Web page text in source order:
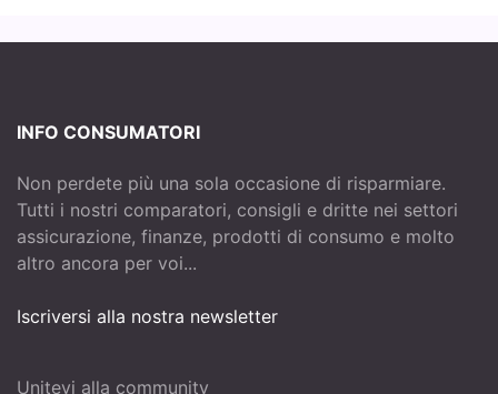
INFO CONSUMATORI
Non perdete più una sola occasione di risparmiare.
Tutti i nostri comparatori, consigli e dritte nei settori
assicurazione, finanze, prodotti di consumo e molto
altro ancora per voi...
Iscriversi alla nostra newsletter
Unitevi alla community